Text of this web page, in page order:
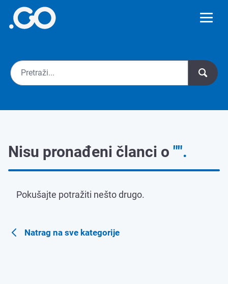
Nisu pronađeni članci o "".
Pokušajte potražiti nešto drugo.
Natrag na sve kategorije